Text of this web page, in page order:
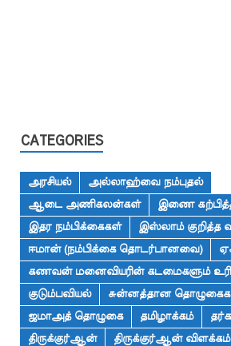
CATEGORIES
அரசியல்
அல்லாஹ்வை நம்புதல்
ஆடை அணிகலன்கள்
இணை
இதர நம்பிக்கைகள்
இஸ்லாம் குறித்த
ஈமான் (நம்பிக்கை தொடர்பானவை)
கணவன் மனைவியரின் கடமைகளும்
குடும்பவியல்
சுன்னத்தான
ஜமாஅத் தொழுகை
தமிழாக்கம்
திருக்குர்ஆன்
திருக்குர்ஆன் விளக்கம்